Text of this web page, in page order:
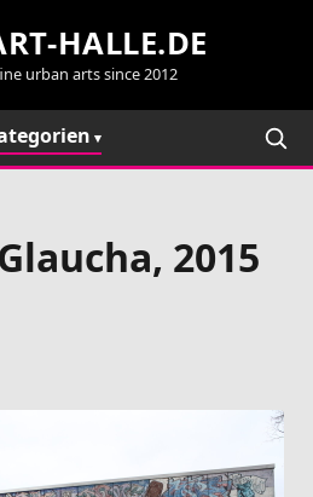
HALLE.DE
urban arts since 2012
2015